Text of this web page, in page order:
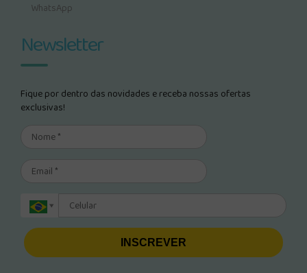
WhatsApp
Newsletter
Fique por dentro das novidades e receba nossas ofertas
exclusivas!
INSCREVER